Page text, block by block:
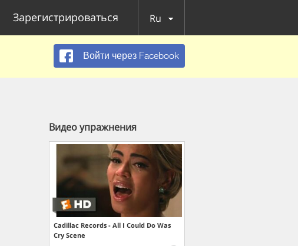
Зарегистрироваться Ru
Войти через Facebook
Видео упражнения
Cadillac Records - All I Could Do Was
Cry Scene